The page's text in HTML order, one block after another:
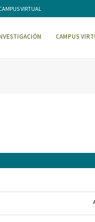
VIRTUAL
CAMPUS
User Login